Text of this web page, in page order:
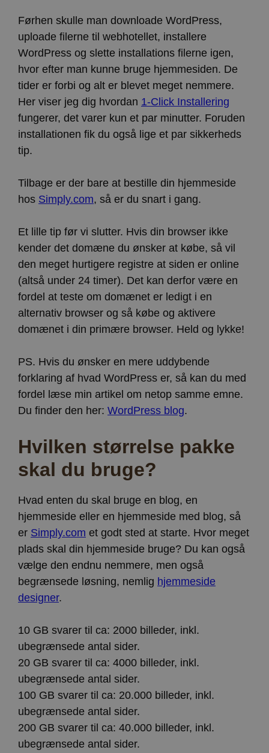
Førhen skulle man downloade WordPress,
uploade filerne til webhotellet, installere
WordPress og slette installations filerne igen,
hvor efter man kunne bruge hjemmesiden. De
tider er forbi og alt er blevet meget nemmere.
Her viser jeg dig hvordan 1-Click Installering
fungerer, det varer kun et par minutter. Foruden
installationen fik du også lige et par sikkerheds
tip.
Tilbage er der bare at bestille din hjemmeside
hos Simply.com, så er du snart i gang.
Et lille tip før vi slutter. Hvis din browser ikke
kender det domæne du ønsker at købe, så vil
den meget hurtigere registre at siden er online
(altså under 24 timer). Det kan derfor være en
fordel at teste om domænet er ledigt i en
alternativ browser og så købe og aktivere
domænet i din primære browser. Held og lykke!
PS. Hvis du ønsker en mere uddybende
forklaring af hvad WordPress er, så kan du med
fordel læse min artikel om netop samme emne.
Du finder den her: WordPress blog.
Hvilken størrelse pakke
skal du bruge?
Hvad enten du skal bruge en blog, en
hjemmeside eller en hjemmeside med blog, så
er Simply.com et godt sted at starte. Hvor meget
plads skal din hjemmeside bruge? Du kan også
vælge den endnu nemmere, men også
begrænsede løsning, nemlig hjemmeside
designer.
10 GB svarer til ca: 2000 billeder, inkl.
ubegrænsede antal sider.
20 GB svarer til ca: 4000 billeder, inkl.
ubegrænsede antal sider.
100 GB svarer til ca: 20.000 billeder, inkl.
ubegrænsede antal sider.
200 GB svarer til ca: 40.000 billeder, inkl.
ubegrænsede antal sider.